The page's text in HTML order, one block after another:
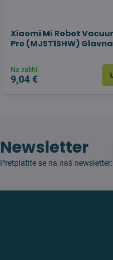
Xiaomi Mi Robot
Pro (MJST1SHW)
Na zalihi
9,04 €
Newsletter
Pretplatite se na naš newsletter: